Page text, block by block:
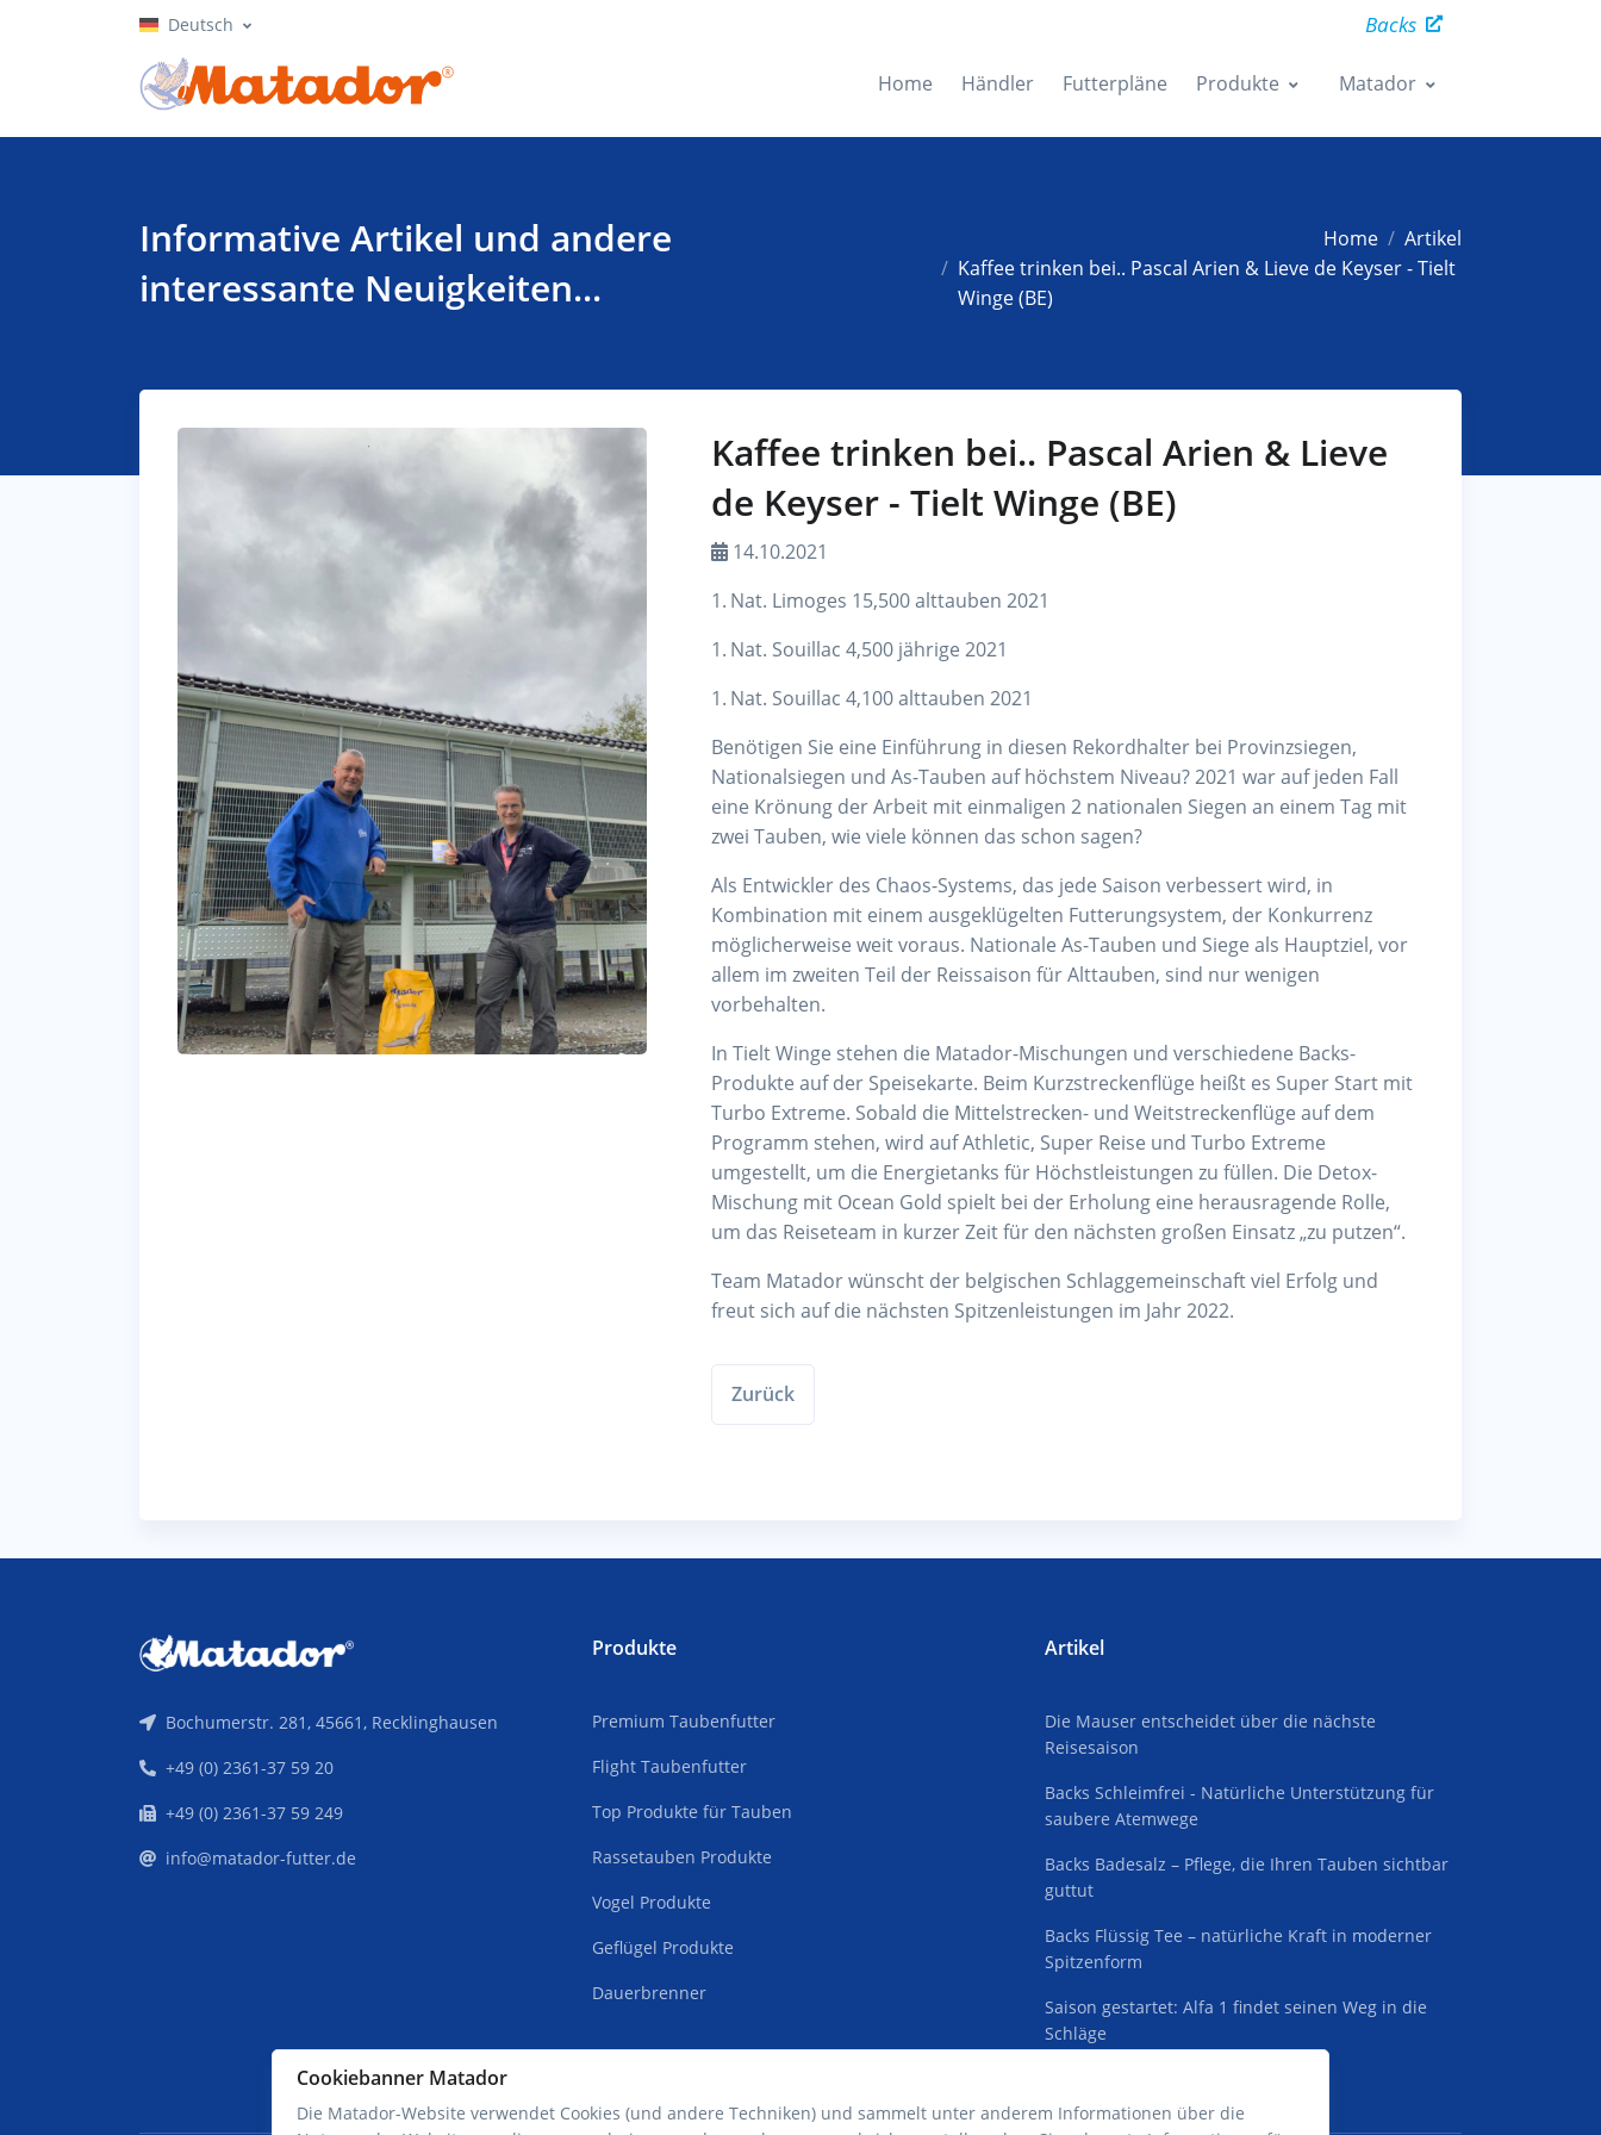
Deutsch Backs
Home Händler Futterpläne Produkte Matador
Informative Artikel und andere
interessante Neuigkeiten...
Home
Artikel
Kaffee trinken bei.. Pascal Arien & Lieve de Keyser - Tielt
Winge (BE)
Kaffee trinken bei.. Pascal Arien & Lieve
de Keyser - Tielt Winge (BE)
14.10.2021
1. Nat. Limoges 15,500 alttauben 2021
1. Nat. Souillac 4,500 jährige 2021
1. Nat. Souillac 4,100 alttauben 2021
Benötigen Sie eine Einführung in diesen Rekordhalter bei Provinzsiegen,
Nationalsiegen und As-Tauben auf höchstem Niveau? 2021 war auf jeden Fall
eine Krönung der Arbeit mit einmaligen 2 nationalen Siegen an einem Tag mit
zwei Tauben, wie viele können das schon sagen?
Als Entwickler des Chaos-Systems, das jede Saison verbessert wird, in
Kombination mit einem ausgeklügelten Futterungsystem, der Konkurrenz
möglicherweise weit voraus. Nationale As-Tauben und Siege als Hauptziel, vor
allem im zweiten Teil der Reissaison für Alttauben, sind nur wenigen
vorbehalten.
In Tielt Winge stehen die Matador-Mischungen und verschiedene Backs-
Produkte auf der Speisekarte. Beim Kurzstreckenflüge heißt es Super Start mit
Turbo Extreme. Sobald die Mittelstrecken- und Weitstreckenflüge auf dem
Programm stehen, wird auf Athletic, Super Reise und Turbo Extreme
umgestellt, um die Energietanks für Höchstleistungen zu füllen. Die Detox-
Mischung mit Ocean Gold spielt bei der Erholung eine herausragende Rolle,
um das Reiseteam in kurzer Zeit für den nächsten großen Einsatz „zu putzen“.
Team Matador wünscht der belgischen Schlaggemeinschaft viel Erfolg und
freut sich auf die nächsten Spitzenleistungen im Jahr 2022.
Zurück
Bochumerstr. 281, 45661, Recklinghausen
+49 (0) 2361-37 59 20
+49 (0) 2361-37 59 249
info@matador-futter.de
Produkte
Premium Taubenfutter
Flight Taubenfutter
Top Produkte für Tauben
Rassetauben Produkte
Vogel Produkte
Geflügel Produkte
Dauerbrenner
Artikel
Die Mauser entscheidet über die nächste
Reisesaison
Backs Schleimfrei - Natürliche Unterstützung für
saubere Atemwege
Backs Badesalz – Pflege, die Ihren Tauben sichtbar
guttut
Backs Flüssig Tee – natürliche Kraft in moderner
Spitzenform
Saison gestartet: Alfa 1 findet seinen Weg in die
Schläge
Cookiebanner Matador
Die Matador-Website verwendet Cookies (und andere Techniken) und sammelt unter anderem Informationen über die